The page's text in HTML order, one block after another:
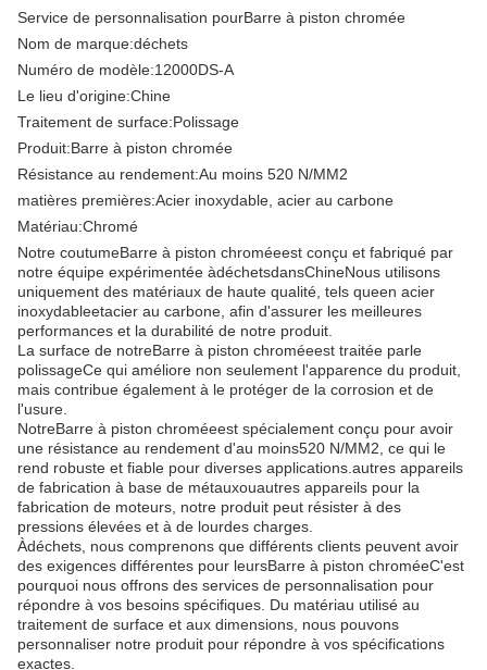
Service de personnalisation pourBarre à piston chromée
Nom de marque:déchets
Numéro de modèle:12000DS-A
Le lieu d'origine:Chine
Traitement de surface:Polissage
Produit:Barre à piston chromée
Résistance au rendement:Au moins 520 N/MM2
matières premières:Acier inoxydable, acier au carbone
Matériau:Chromé
Notre coutumeBarre à piston chroméeest conçu et fabriqué par
notre équipe expérimentée àdéchetsdansChineNous utilisons
uniquement des matériaux de haute qualité, tels queen acier
inoxydableetacier au carbone , afin d'assurer les meilleures
performances et la durabilité de notre produit.
La surface de notreBarre à piston chroméeest traitée parle
polissageCe qui améliore non seulement l'apparence du produit,
mais contribue également à le protéger de la corrosion et de
l'usure.
NotreBarre à piston chroméeest spécialement conçu pour avoir
une résistance au rendement d'au moins520 N/MM2 , ce qui le
rend robuste et fiable pour diverses applications. autres appareils
de fabrication à base de métauxouautres appareils pour la
fabrication de moteurs , notre produit peut résister à des
pressions élevées et à de lourdes charges.
Àdéchets , nous comprenons que différents clients peuvent avoir
des exigences différentes pour leursBarre à piston chroméeC'est
pourquoi nous offrons des services de personnalisation pour
répondre à vos besoins spécifiques. Du matériau utilisé au
traitement de surface et aux dimensions, nous pouvons
personnaliser notre produit pour répondre à vos spécifications
exactes.